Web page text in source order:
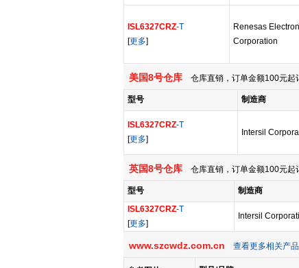
ISL6327CRZ-T
[更多]
Renesas
Corporation
美国8号仓库 仓库直销，订单金额100元起
型号 制造商
ISL6327CRZ-T
[更多]
Intersil
英国8号仓库 仓库直销，订单金额100元起
型号 制造商
ISL6327CRZ-T
[更多]
Intersil
www.szcwdz.com.cn 查看更多相关产品